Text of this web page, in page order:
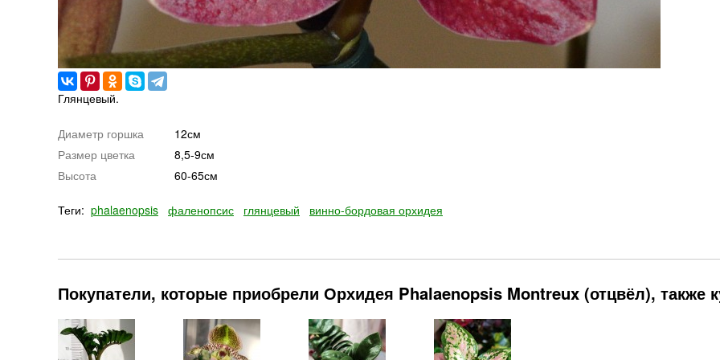
Глянцевый.
Диаметр горшка
12см
Размер цветка
8,5-9см
Высота
60-65см
Теги: phalaenopsis фаленопсис глянцевый винно-бордовая орхидея
Покупатели, которые приобрели Орхидея Phalaenopsis Montreux (отцвёл), также